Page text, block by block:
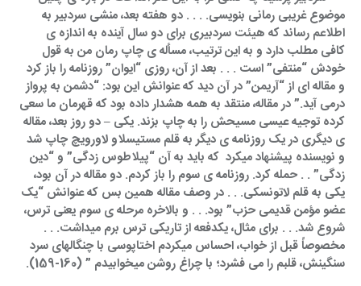
موضوع غریبی رمانی بنویسی. . . . دو هفته بعد، منشی سردبیر به
اطلاعم رساند که هیئت سردبیری برای دو سال آینده به اندازه ی
کافی مطلب دارد و به این ترتیب، مسأله ی چاپ رمان من به قول
خودش “منتفی” است . . . بعد از آن، روزی “ایوان” روزنامه را باز کرد
و مقاله ای از “آریمن” در آن دید که عنوانش این بود: “دشمن به پرواز
درمی آید.” در مقاله، منتقد به همه هشدار داده بود که قهرمان ما سعی
کرده توجیه عیسی مسیحش را به چاپ بزند. یکی – دو روز بعد، مقاله
ی دیگری در یک روزنامه ی دیگر به قلم مستیسلاو لاورویچ چاپ شد
و نویسنده پیشنهاد میکرد  که باید به آن “پیلاطوس زدگی” و “دین
زدگی” . . حمله کرد. روزنامه ی سوم را باز کردم. دو مقاله در آن بود،
یکی به قلم لاتونسکی. . . در وصف مقاله همین بس که عنوانش “یک
عضو مؤمن قدیمی حزب” بود. . . و بالاخره مرحله ی سوم یعنی ترس،
شروع شد. . . برای مثال، یکدفعه از تاریکی ترس برم میداشت. . .
مخصوصاً قبل از خواب، احساس میکردم اختاپوسی با چنگالهای سرد
سنگینش، قلبم را می فشرد؛ با چراغ روشن میخوابیدم ” (160-159).